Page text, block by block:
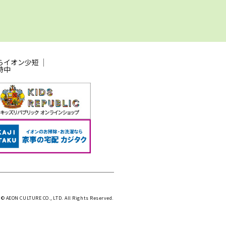
イオン少短
中
AEON CULTURE CO., LTD. All Rights Reserved.